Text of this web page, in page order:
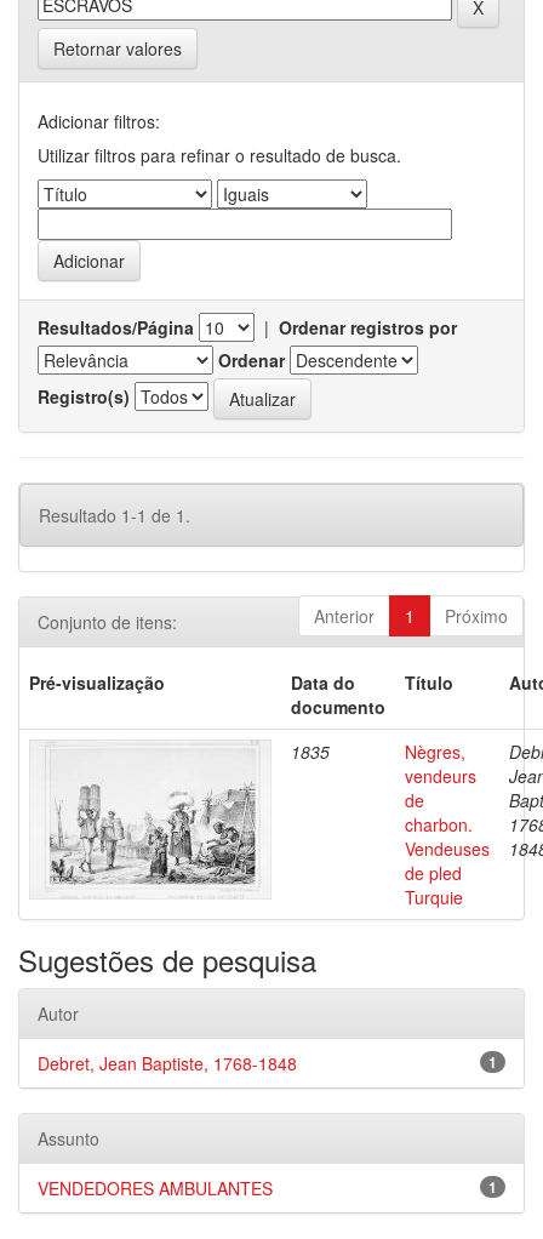
Retornar valores
Adicionar filtros:
Utilizar filtros para refinar o resultado de busca.
Resultados/Página | Ordenar registros por
Ordenar
Registro(s)
Resultado 1-1 de 1.
Anterior 1 Próximo
Conjunto de itens:
Pré-visualização
Data do
documento
Título
1835
Nègres,
vendeurs
de
charbon.
Vendeuses
de pled
Turquie
Sugestões de pesquisa
Autor
1
Debret, Jean Baptiste, 1768-1848
Assunto
1
VENDEDORES AMBULANTES